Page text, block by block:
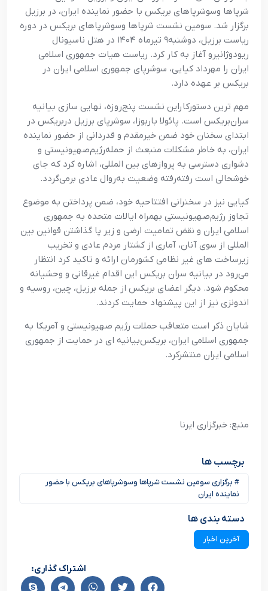
شرپاها وسوشرپاهای بریکس با حضور نماینده ایران، در برزیل
برگزار شد. سومین نشست شرپاها وسوشرپاهای بریکس در دوره
ریاست برزیل، دوشنبه۹ تیرماه ۱۴۰۴ در هتل ناسیونال
ریودوژانیرو آغاز به کار کرد. ریاست هیات جمهوری اسلامی
ایران را مهرداد کیایی، سوشرپای جمهوری اسلامی ایران در
بریکس بر عهده دارد.
مهم ترین دستورکاراین نشست پنج‌روزه، نهایی سازی بیانیه
سران‌بریکس است. پائولا باربوزا، سوشرپای برزیل دربریکس در
ابتدای سخنان خود ضمن خیرمقدم و قدردانی از حضور نماینده
ایران، به‌ خاطر مشکلات منبعث از حمله‌رژیم‌صهیونیستی و
دشواری دسترسی به پروازهای بین المللی، اشاره کرد که جای
خوشحالی است رفته‌رفته وضعیت به‌روال عادی برمی‌گردد.
کیایی نیز در سخنرانی افتتاحیه خود، ضمن پرداختن به موضوع
تجاوز رژیم‌صهیونیستی بهمراه ایالات متحده به جمهوری
اسلامی ایران و نقض تمامیت ارضی و زیر پا گذاشتن قوانین بین
المللی از سوی آنان، آماری از کشتار مردم عادی و تخریب
زیرساخت های غیر نظامی کشورمان ارائه و تاکید کرد انتظار
می‌رود در بیانیه سران بریکس این اقدام غیرقانی و وحشیانه
محکوم شود. دیگر اعضای بریکس از جمله برزیل، چین، روسیه و
اندونزی نیز از این پیشنهاد حمایت کردند.
شایان ذکر است متعاقب حملات رژیم صهیونیستی و آمریکا به
جمهوری اسلامی ایران، بریکس‌بیانیه ای در حمایت از جمهوری
اسلامی ایران منتشرکرد.
منبع: خبرگزاری ایرنا
برچسب ها
# برگزاری سومین نشست شرپاها وسوشرپاهای بریکس با حضور
نماینده ایران
دسته بندی ها
آخرین اخبار
اشتراک گذاری: